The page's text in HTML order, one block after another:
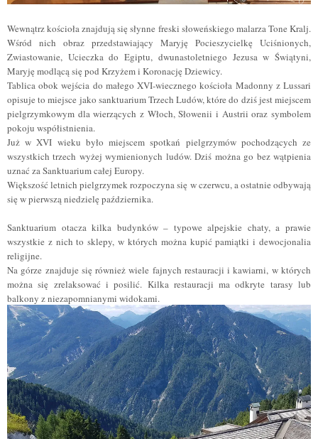
Wewnątrz kościoła znajdują się słynne freski słoweńskiego malarza Tone Kralj.
Wśród nich obraz przedstawiający Maryję Pocieszycielkę Uciśnionych,
Zwiastowanie, Ucieczka do Egiptu, dwunastoletniego Jezusa w Świątyni,
Maryję modlącą się pod Krzyżem i Koronację Dziewicy.
Tablica obok wejścia do małego XVI-wiecznego kościoła Madonny z Lussari
opisuje to miejsce jako sanktuarium Trzech Ludów, które do dziś jest miejscem
pielgrzymkowym dla wierzących z Włoch, Słowenii i Austrii oraz symbolem
pokoju współistnienia.
Już w XVI wieku było miejscem spotkań pielgrzymów pochodzących ze
wszystkich trzech wyżej wymienionych ludów. Dziś można go bez wątpienia
uznać za Sanktuarium całej Europy.
Większość letnich pielgrzymek rozpoczyna się w czerwcu, a ostatnie odbywają
się w pierwszą niedzielę października.
Sanktuarium otacza kilka budynków – typowe alpejskie chaty, a prawie
wszystkie z nich to sklepy, w których można kupić pamiątki i dewocjonalia
religijne.
Na górze znajduje się również wiele fajnych restauracji i kawiarni, w których
można się zrelaksować i posilić. Kilka restauracji ma odkryte tarasy lub
balkony z niezapomnianymi widokami.